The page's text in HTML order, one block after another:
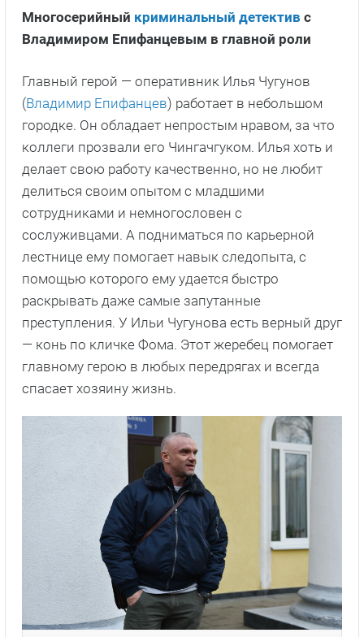
Многосерийный криминальный детектив с
Владимиром Епифанцевым в главной роли
Главный герой — оперативник Илья Чугунов
(Владимир Епифанцев) работает в небольшом
городке. Он обладает непростым нравом, за что
коллеги прозвали его Чингачгуком. Илья хоть и
делает свою работу качественно, но не любит
делиться своим опытом с младшими
сотрудниками и немногословен с
сослуживцами. А подниматься по карьерной
лестнице ему помогает навык следопыта, с
помощью которого ему удается быстро
раскрывать даже самые запутанные
преступления. У Ильи Чугунова есть верный друг
— конь по кличке Фома. Этот жеребец помогает
главному герою в любых передрягах и всегда
спасает хозяину жизнь.